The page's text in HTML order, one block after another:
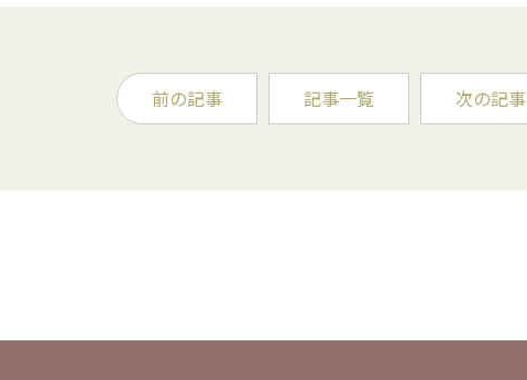
前の記事 記事一覧 次の記事